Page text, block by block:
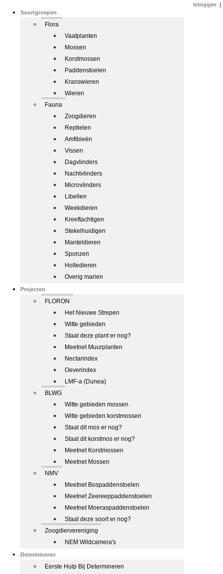
Soortgroepen
Flora
Vaatplanten
Mossen
Korstmossen
Paddenstoelen
Kranswieren
Wieren
Fauna
Zoogdieren
Reptielen
Amfibieën
Vissen
Dagvlinders
Nachtvlinders
Microvlinders
Libellen
Weekdieren
Kreeftachtigen
Stekelhuidigen
Manteldieren
Sponzen
Holtedieren
Overig marien
Projecten
FLORON
Het Nieuwe Strepen
Witte gebieden
Staat deze plant er nog?
Meetnet Muurplanten
Nectarindex
Oeverindex
LMF-a (Dunea)
BLWG
Witte gebieden mossen
Witte gebieden korstmossen
Staat dit mos er nog?
Staat dit korstmos er nog?
Meetnet Korstmossen
Meetnet Mossen
NMV
Meetnet Bospaddenstoelen
Meetnet Zeereeppaddenstoelen
Meetnet Moeraspaddenstoelen
Staat deze soort er nog?
Zoogdiervereniging
NEM Wildcamera's
Determineren
Eerste Hulp Bij Determineren
Inloggen |